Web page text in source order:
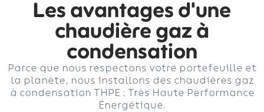
Les avantages d'une
chaudière gaz à
condensation
Parce que nous respectons votre portefeuille et
la planète, nous installons des chaudières gaz
à condensation THPE : Très Haute Performance
Énergétique.